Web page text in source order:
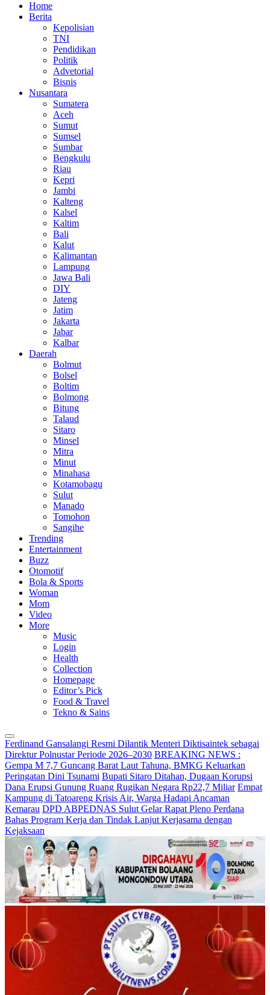
Home
Berita
Kepolisian
TNI
Pendidikan
Politik
Advetorial
Bisnis
Nusantara
Sumatera
Aceh
Sumut
Sumsel
Sumbar
Bengkulu
Riau
Kepri
Jambi
Kalteng
Kalsel
Kaltim
Bali
Kalut
Kalimantan
Lampung
Jawa Bali
DIY
Jateng
Jatim
Jakarta
Jabar
Kalbar
Daerah
Bolmut
Bolsel
Boltim
Bolmong
Bitung
Talaud
Sitaro
Minsel
Mitra
Minut
Minahasa
Kotamobagu
Sulut
Manado
Tomohon
Sangihe
Trending
Entertainment
Buzz
Otomotif
Bola & Sports
Woman
Mom
Video
More
Music
Login
Health
Collection
Homepage
Editor’s Pick
Food & Travel
Tekno & Sains
Ferdinand Gansalangi Resmi Dilantik Menteri Diktisaintek sebagai
Direktur Polnustar Periode 2026–2030 BREAKING NEWS :
Gempa M 7,7 Guncang Barat Laut Tahuna, BMKG Keluarkan
Peringatan Dini Tsunami Bupati Sitaro Ditahan, Dugaan Korupsi
Dana Erupsi Gunung Ruang Rugikan Negara Rp22,7 Miliar Empat
Kampung di Tatoareng Krisis Air, Warga Hadapi Ancaman
Kemarau DPD ABPEDNAS Sulut Gelar Rapat Pleno Perdana
Bahas Program Kerja dan Tindak Lanjut Kerjasama dengan
Kejaksaan